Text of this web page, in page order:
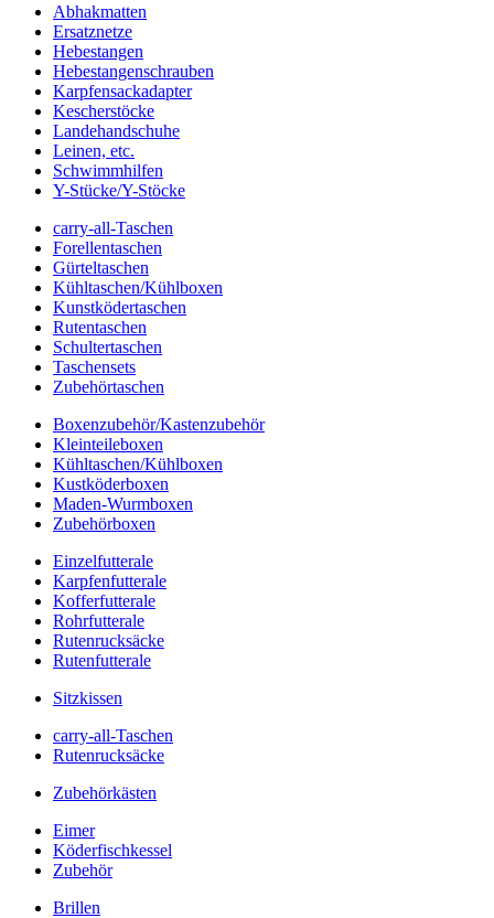
Abhakmatten
Ersatznetze
Hebestangen
Hebestangenschrauben
Karpfensackadapter
Kescherstöcke
Landehandschuhe
Leinen, etc.
Schwimmhilfen
Y-Stücke/Y-Stöcke
carry-all-Taschen
Forellentaschen
Gürteltaschen
Kühltaschen/Kühlboxen
Kunstködertaschen
Rutentaschen
Schultertaschen
Taschensets
Zubehörtaschen
Boxenzubehör/Kastenzubehör
Kleinteileboxen
Kühltaschen/Kühlboxen
Kustköderboxen
Maden-Wurmboxen
Zubehörboxen
Einzelfutterale
Karpfenfutterale
Kofferfutterale
Rohrfutterale
Rutenrucksäcke
Rutenfutterale
Sitzkissen
carry-all-Taschen
Rutenrucksäcke
Zubehörkästen
Eimer
Köderfischkessel
Zubehör
Brillen